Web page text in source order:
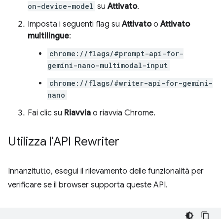
on-device-model suAttivato.
Imposta i seguenti flag suAttivatooAttivato
multilingue:
chrome://flags/#prompt-api-for-
gemini-nano-multimodal-input
chrome://flags/#writer-api-for-gemini-
nano
Fai clic su Riavvia o riavvia Chrome.
Utilizza l'API Rewriter
Innanzitutto, esegui il rilevamento delle funzionalità per
verificare se il browser supporta queste API.